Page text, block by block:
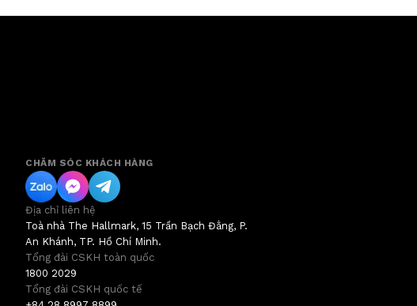
CHĂM SÓC KHÁCH HÀNG
Địa chỉ liên hệ
Toà nhà The Hallmark, 15 Trần Bạch Đằng, P.
An Khánh, TP. Hồ Chí Minh.
Tổng đài CSKH toàn quốc
1800 2029
Tổng đài CSKH quốc tế